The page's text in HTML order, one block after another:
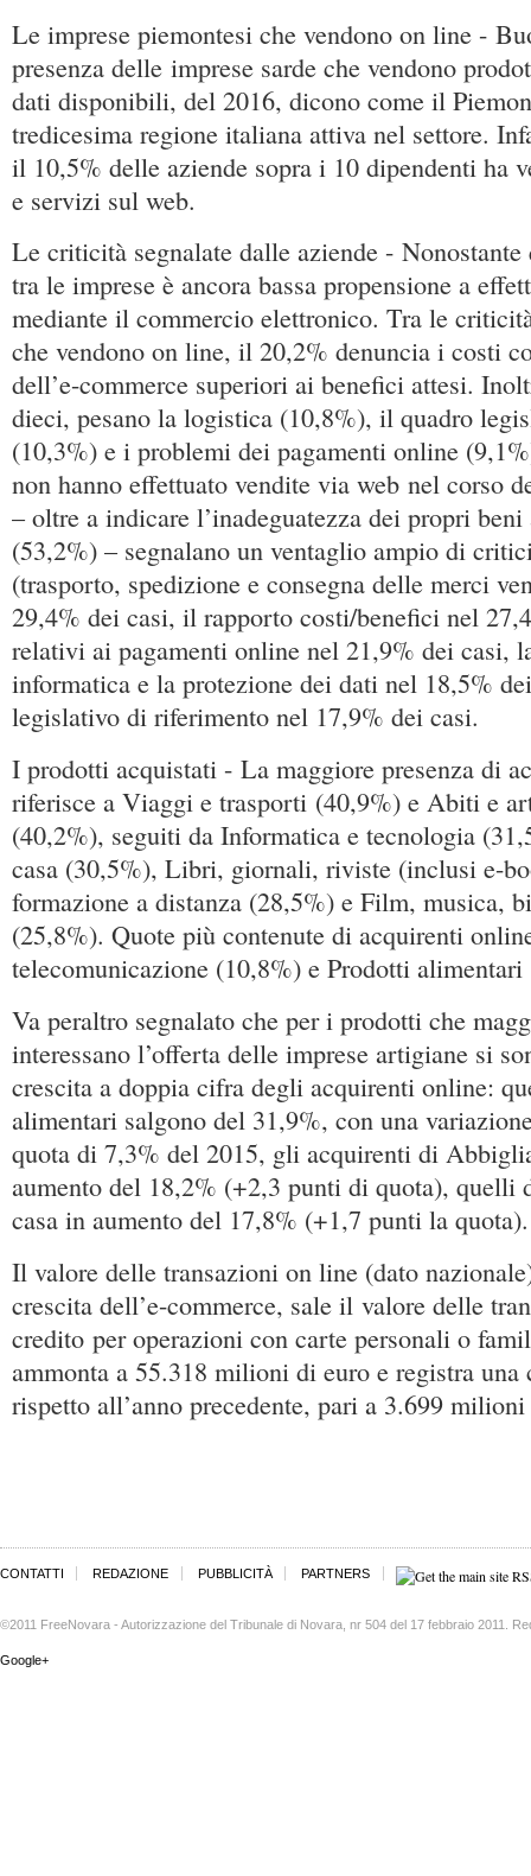
Le imprese piemontesi che vendono on line -
presenza delle imprese sarde che vendono
dati disponibili, del 2016, dicono come il
tredicesima regione italiana attiva nel settore.
il 10,5% delle aziende sopra i 10 dipendenti ha
e servizi sul web.
Le criticità segnalate dalle aziende -
tra le imprese è ancora bassa propensione a
mediante il commercio elettronico. Tra le
che vendono on line, il 20,2% denuncia i costi
dell’e-commerce superiori ai benefici attesi.
dieci, pesano la logistica (10,8%), il quadro
(10,3%) e i problemi dei pagamenti online
non hanno effettuato vendite via web nel corso
– oltre a indicare l’inadeguatezza dei propri
(53,2%) – segnalano un ventaglio ampio di
(trasporto, spedizione e consegna delle merci
29,4% dei casi, il rapporto costi/benefici nel
relativi ai pagamenti online nel 21,9% dei casi,
informatica e la protezione dei dati nel 18,5%
legislativo di riferimento nel 17,9% dei casi.
I prodotti acquistati - La maggiore presenza di
riferisce a Viaggi e trasporti (40,9%) e Abiti e
(40,2%), seguiti da Informatica e tecnologia
casa (30,5%), Libri, giornali, riviste (inclusi e-
formazione a distanza (28,5%) e Film, musica,
(25,8%). Quote più contenute di acquirenti
telecomunicazione (10,8%) e Prodotti
Va peraltro segnalato che per i prodotti che
interessano l’offerta delle imprese artigiane si
crescita a doppia cifra degli acquirenti online:
alimentari salgono del 31,9%, con una
quota di 7,3% del 2015, gli acquirenti di
aumento del 18,2% (+2,3 punti di quota),
casa in aumento del 17,8% (+1,7 punti la quota).
Il valore delle transazioni on line (dato
crescita dell’e-commerce, sale il valore delle
credito per operazioni con carte personali o
ammonta a 55.318 milioni di euro e registra una
rispetto all’anno precedente, pari a 3.699
CONTATTI REDAZIONE PUBBLICITÀ PARTNERS
©2011 FreeNovara - Autorizzazione del Tribunale di Novara, nr 504 del 17 febbraio 2011.
Google+